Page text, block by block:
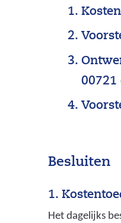
00721
Besluiten
1.
Het dagelijks